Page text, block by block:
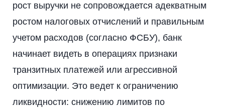
рост выручки не сопровождается адекватным
ростом налоговых отчислений и правильным
учетом расходов (согласно ФСБУ), банк
начинает видеть в операциях признаки
транзитных платежей или агрессивной
оптимизации. Это ведет к ограничению
ликвидности: снижению лимитов по